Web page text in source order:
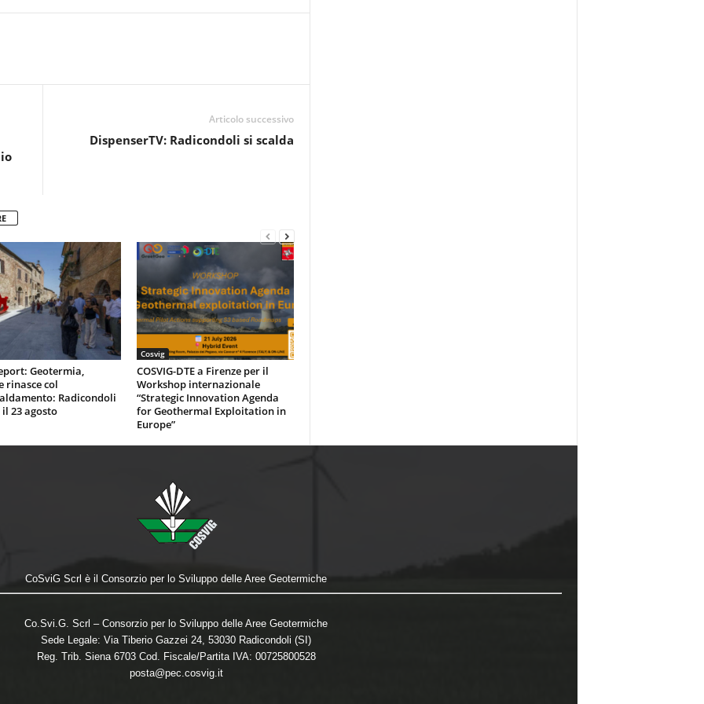
Articolo successivo
DispenserTV: Radicondoli si scalda
Geotermia,
rinasce col
Radicondoli
23 agosto
Cosvig
COSVIG-DTE a Firenze per il
Workshop internazionale
“Strategic Innovation Agenda
for Geothermal Exploitation in
Europe”
CoSviG Scrl è il Consorzio per lo Sviluppo delle Aree Geotermiche
Co.Svi.G. Scrl – Consorzio per lo Sviluppo delle Aree Geotermiche
Sede Legale: Via Tiberio Gazzei 24, 53030 Radicondoli (SI)
Reg. Trib. Siena 6703 Cod. Fiscale/Partita IVA: 00725800528
posta@pec.cosvig.it